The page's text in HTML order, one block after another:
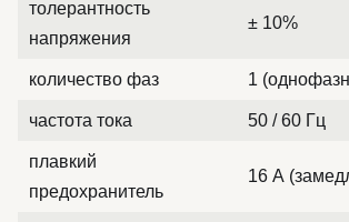
толерантность
напряжения
± 10%
количество фаз 1
частота тока 50 / 60 Гц
плавкий
предохранитель
16 А